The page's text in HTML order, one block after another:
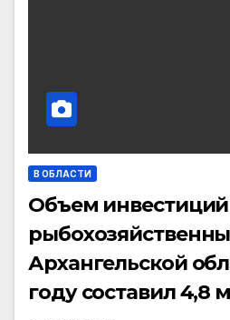
В ОБЛАСТИ
Объем
Архангельской
году составил 4,8